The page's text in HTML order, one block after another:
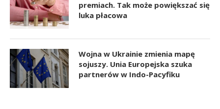
premiach. Tak może powiększać się
luka płacowa
Wojna w Ukrainie zmienia mapę
sojuszy. Unia Europejska szuka
partnerów w Indo-Pacyfiku